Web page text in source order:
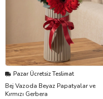
Pazar Ücretsiz Teslimat
Bej Vazoda Beyaz Papatyalar ve
Kırmızı Gerbera